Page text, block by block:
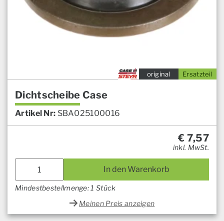
Ersatzteil
original
Dichtscheibe Case
Artikel Nr: SBA025100016
€ 7,57
inkl. MwSt.
In den Warenkorb
Mindestbestellmenge: 1 Stück
Meinen Preis anzeigen